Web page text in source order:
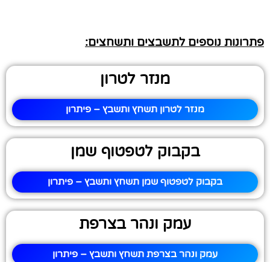
פתרונות נוספים לתשבצים ותשחצים:
מנזר לטרון
מנזר לטרון תשחץ ותשבץ – פיתרון
בקבוק לטפטוף שמן
בקבוק לטפטוף שמן תשחץ ותשבץ – פיתרון
עמק ונהר בצרפת
עמק ונהר בצרפת תשחץ ותשבץ – פיתרון